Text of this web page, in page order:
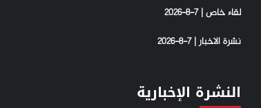
لقاء خاص | 7-8-2026
نشرة الاخبار | 7-8-2026
النشرة الإخبارية